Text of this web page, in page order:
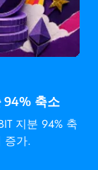
94% 축소
지분 94% 축
증가.